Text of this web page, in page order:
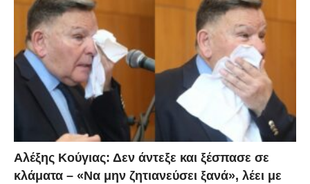
και το απόγευμα της Τρίτης έχει ανέλθει στους 89, με
ένα άτομο 66 ετών να νοσηλεύεται σε κρίσιμη
κατάσταση λόγω επιπλοκών στην υγεία του.
Αλέξης Κούγιας: Δεν άντεξε και ξέσπασε σε
κλάματα – «Να μην ζητιανεύσει ξανά», λέει με